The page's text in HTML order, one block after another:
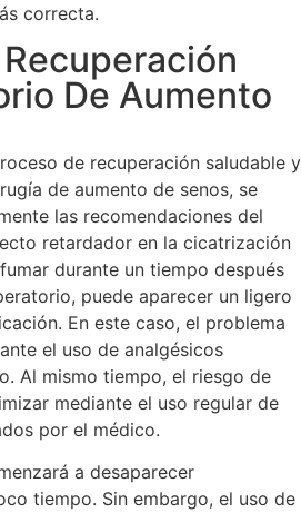
correcta.
De Aumento
de recuperación saludable y
de aumento de senos, se
las recomendaciones del
retardador en la cicatrización
durante un tiempo después
puede aparecer un ligero
En este caso, el problema
el uso de analgésicos
Al mismo tiempo, el riesgo de
mediante el uso regular de
por el médico.
a desaparecer
tiempo. Sin embargo, el uso de